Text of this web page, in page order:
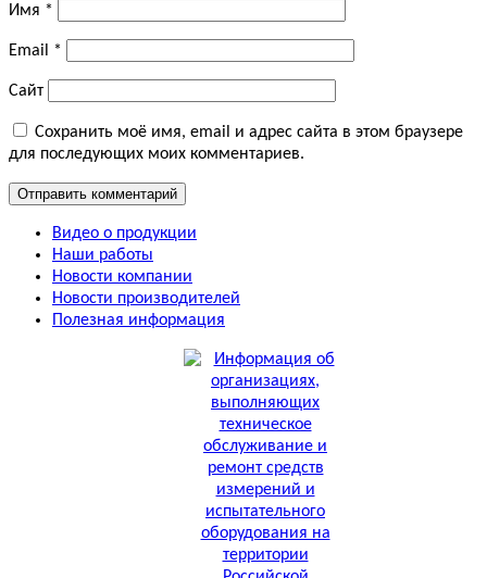
Имя *
Email *
Сайт
Сохранить моё имя, email и адрес сайта в этом браузере
для последующих моих комментариев.
Видео о продукции
Наши работы
Новости компании
Новости производителей
Полезная информация